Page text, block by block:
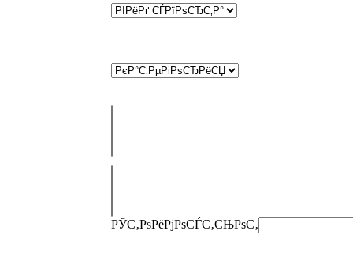
РЎС‚РѕРёРјРѕСЃС‚СЊРѕС‚